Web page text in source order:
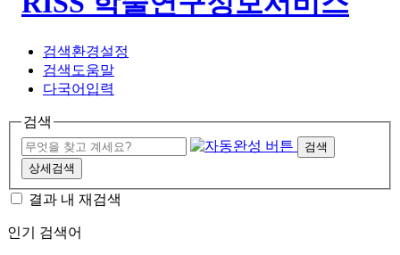
검색환경설정
검색도움말
다국어입력
검색
검색
상세검색
결과 내 재검색
인기 검색어